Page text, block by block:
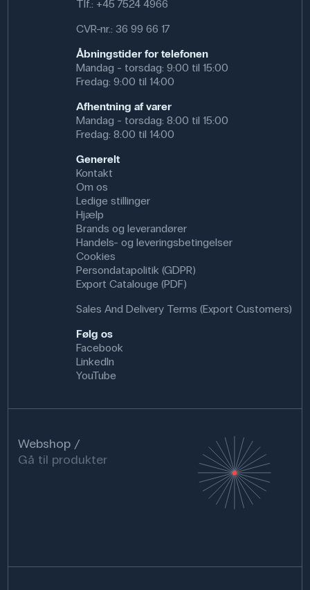
Tlf.: +45 7524 4966
CVR-nr.: 36 99 66 17
Åbningstider for telefonen
Mandag - torsdag: 9:00 til 15:00
Fredag: 9:00 til 14:00
Afhentning af varer
Mandag - torsdag: 8:00 til 15:00
Fredag: 8:00 til 14:00
Generelt
Kontakt
Om os
Ledige stillinger
Hjælp
Brands og leverandører
Handels- og leveringsbetingelser
Cookies
Persondatapolitik (GDPR)
Export Catalouge (PDF)
Sales And Delivery Terms (Export Customers)
Følg os
Facebook
LinkedIn
YouTube
Webshop
Gå til produkter